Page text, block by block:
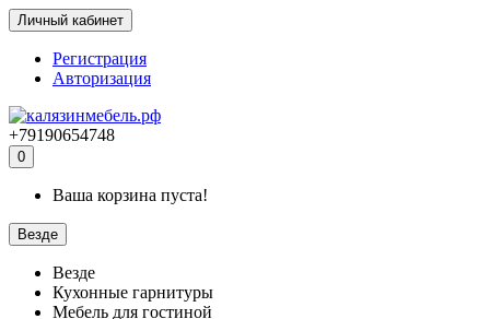
Личный кабинет
Регистрация
Авторизация
+79190654748
0
Ваша корзина пуста!
Везде
Везде
Кухонные гарнитуры
Мебель для гостиной